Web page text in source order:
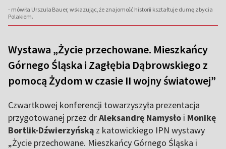
- mówiła Urszula Bauer, wskazując, że znajomość historii kształtuje dumę z bycia
Polakiem.
Wystawa „Życie przechowane. Mieszkańcy
Górnego Śląska i Zagłębia Dąbrowskiego z
pomocą Żydom w czasie II wojny światowej”
Czwartkowej konferencji towarzyszyła prezentacja
przygotowanej przez drAleksandrę Namysło i Monikę
Bortlik-Dźwierzyńską z katowickiego IPN wystawy
„Życie przechowane. Mieszkańcy Górnego Śląska i